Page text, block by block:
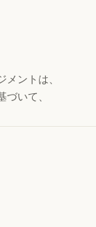
ントは、
いて、